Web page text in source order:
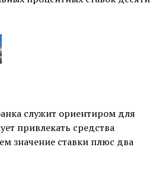
служит ориентиром для
привлекать средства
значение ставки плюс два